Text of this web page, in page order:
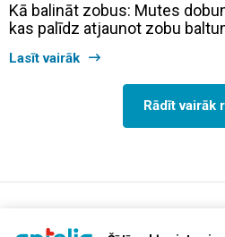
Kā balināt zobus: Mutes
kas palīdz atjaunot zobu
Lasīt vairāk
Rādīt vairāk